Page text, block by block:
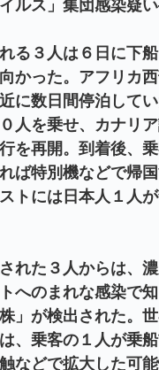
イルス」集団感染疑
る３人は６日に下
かった。アフリカ
に数日間停泊して
人を乗せ、カナリ
を再開。到着後、
ば特別機などで帰
トには日本人１人
れた３人からは、
へのまれな感染で
株」が検出された。
、乗客の１人が乗
などで拡大した可